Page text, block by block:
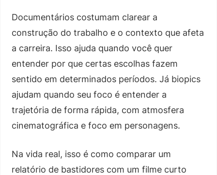
Documentários costumam clarear a
construção do trabalho e o contexto que afeta
a carreira. Isso ajuda quando você quer
entender por que certas escolhas fazem
sentido em determinados períodos. Já biopics
ajudam quando seu foco é entender a
trajetória de forma rápida, com atmosfera
cinematográfica e foco em personagens.
Na vida real, isso é como comparar um
relatório de bastidores com um filme curto